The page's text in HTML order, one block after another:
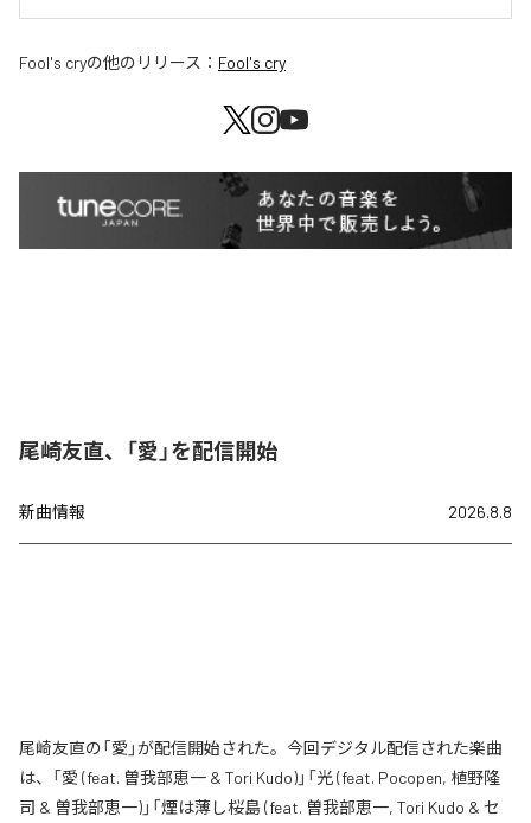
Fool's cryの他のリリース： Fool's cry
尾崎友直、「愛」を配信開始
新曲情報 2026.8.8
尾崎友直の「愛」が配信開始された。今回デジタル配信された楽曲
は、「愛 (feat. 曽我部恵一 & Tori Kudo)」「光 (feat. Pocopen, 植野隆
司 & 曽我部恵一)」「煙は薄し桜島 (feat. 曽我部恵一, Tori Kudo & セ